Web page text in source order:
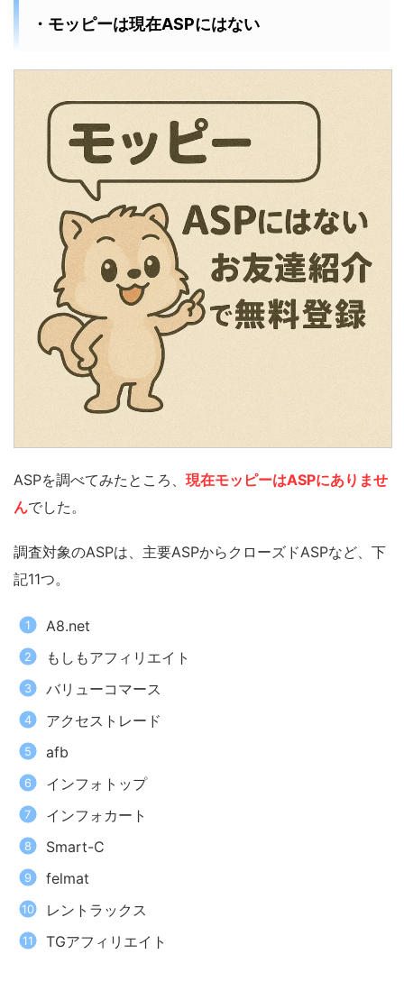
・モッピーは現在ASPにはない
ASPを調べてみたところ、 現在モッピーはASPにありませ
んでした。
調査対象のASPは、主要ASPからクローズドASPなど、下
記11つ。
A8.net
もしもアフィリエイト
バリューコマース
アクセストレード
afb
インフォトップ
インフォカート
Smart-C
felmat
レントラックス
TGアフィリエイト